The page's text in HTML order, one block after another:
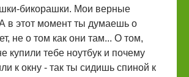
бикорашки. Мои верные
в этот момент ты думаешь о
не о том как они там... О том,
купили тебе ноутбук и почему
к окну - так ты сидишь спиной к